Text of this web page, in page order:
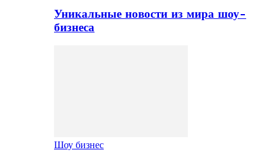
Уникальные новости из мира шоу-
бизнеса
Шоу бизнес